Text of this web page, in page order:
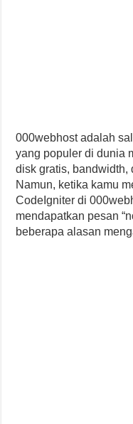
000webhost adalah
yang populer di dunia
disk gratis, bandwidth,
Namun, ketika kamu
CodeIgniter di
mendapatkan pesan
beberapa alasan